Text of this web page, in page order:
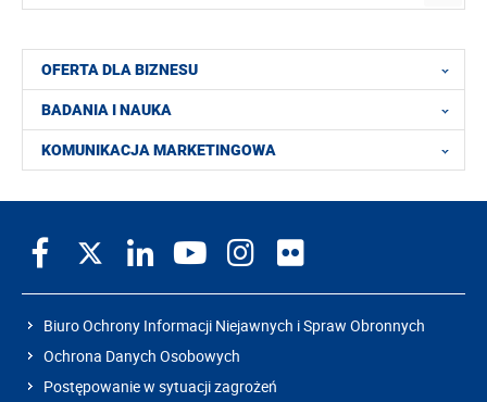
OFERTA DLA BIZNESU
BADANIA I NAUKA
KOMUNIKACJA MARKETINGOWA
Biuro Ochrony Informacji Niejawnych i Spraw Obronnych
Ochrona Danych Osobowych
Postępowanie w sytuacji zagrożeń